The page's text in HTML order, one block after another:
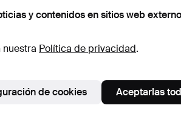
y contenidos en sitios web
Política de privacidad.
de cookies Aceptarlas